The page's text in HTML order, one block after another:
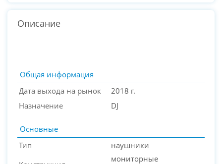
Описание
Общая информация
Дата выхода на рынок
2018 г.
Назначение
DJ
Основные
Тип
наушники
мониторные